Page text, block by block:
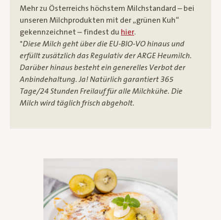
Mehr zu Österreichs höchstem Milchstandard – bei
unseren Milchprodukten mit der „grünen Kuh“
gekennzeichnet – findest du hier.
*Diese Milch geht über die EU-BIO-VO hinaus und
erfüllt zusätzlich das Regulativ der ARGE Heumilch.
Darüber hinaus besteht ein generelles Verbot der
Anbindehaltung. Ja! Natürlich garantiert 365
Tage/24 Stunden Freilauf für alle Milchkühe. Die
Milch wird täglich frisch abgeholt.